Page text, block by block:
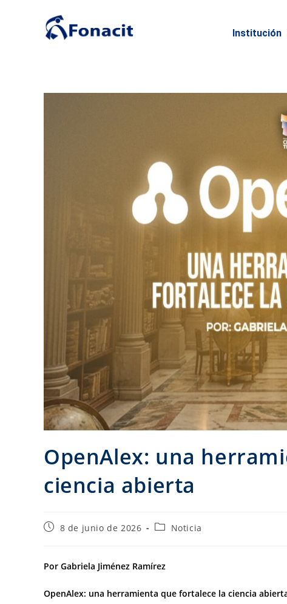
Institución
OpenAlex: una
ciencia abierta
8 de junio de 2026 Noticia
Por Gabriela Jiménez Ramírez
OpenAlex: una herramienta que fortalece la ciencia